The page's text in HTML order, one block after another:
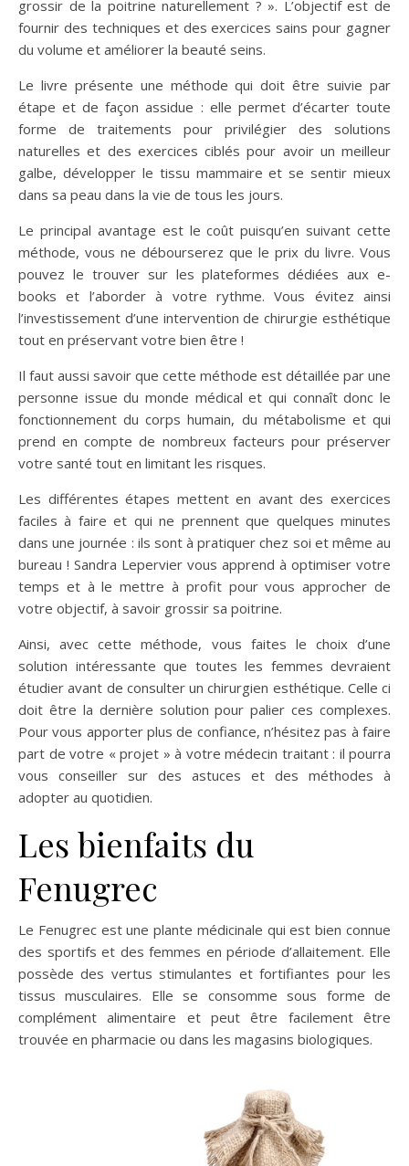
grossir de la poitrine naturellement ? ». L’objectif est de
fournir des techniques et des exercices sains pour gagner
du volume et améliorer la beauté seins.
Le livre présente une méthode qui doit être suivie par
étape et de façon assidue : elle permet d’écarter toute
forme de traitements pour privilégier des solutions
naturelles et des exercices ciblés pour avoir un meilleur
galbe, développer le tissu mammaire et se sentir mieux
dans sa peau dans la vie de tous les jours.
Le principal avantage est le coût puisqu’en suivant cette
méthode, vous ne débourserez que le prix du livre. Vous
pouvez le trouver sur les plateformes dédiées aux e-
books et l’aborder à votre rythme. Vous évitez ainsi
l’investissement d’une intervention de chirurgie esthétique
tout en préservant votre bien être !
Il faut aussi savoir que cette méthode est détaillée par une
personne issue du monde médical et qui connaît donc le
fonctionnement du corps humain, du métabolisme et qui
prend en compte de nombreux facteurs pour préserver
votre santé tout en limitant les risques.
Les différentes étapes mettent en avant des exercices
faciles à faire et qui ne prennent que quelques minutes
dans une journée : ils sont à pratiquer chez soi et même au
bureau ! Sandra Lepervier vous apprend à optimiser votre
temps et à le mettre à profit pour vous approcher de
votre objectif, à savoir grossir sa poitrine.
Ainsi, avec cette méthode, vous faites le choix d’une
solution intéressante que toutes les femmes devraient
étudier avant de consulter un chirurgien esthétique. Celle ci
doit être la dernière solution pour palier ces complexes.
Pour vous apporter plus de confiance, n’hésitez pas à faire
part de votre « projet » à votre médecin traitant : il pourra
vous conseiller sur des astuces et des méthodes à
adopter au quotidien.
Les bienfaits du
Fenugrec
Le Fenugrec est une plante médicinale qui est bien connue
des sportifs et des femmes en période d’allaitement. Elle
possède des vertus stimulantes et fortifiantes pour les
tissus musculaires. Elle se consomme sous forme de
complément alimentaire et peut être facilement être
trouvée en pharmacie ou dans les magasins biologiques.